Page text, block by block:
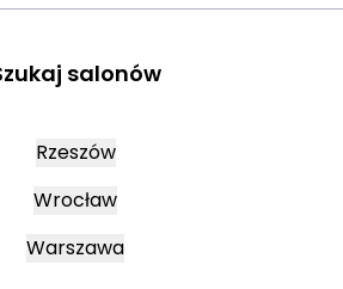
salonów
Rzeszów
Wrocław
Warszawa